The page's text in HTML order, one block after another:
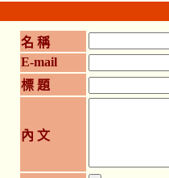
名 稱
E-mail
標 題
內 文